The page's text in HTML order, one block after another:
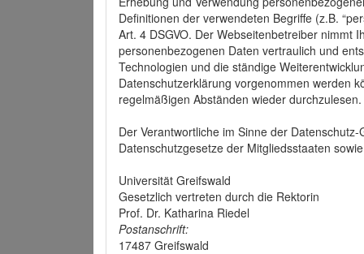
Definitionen der verwendeten Begriffe (z.B.
Art. 4 DSGVO. Der Webseitenbetreiber nimmt
personenbezogenen Daten vertraulich und
Technologien und die ständige
Datenschutzerklärung vorgenommen werden
regelmäßigen Abständen wieder durchzulesen.
Der Verantwortliche im Sinne der
Datenschutzgesetze der Mitgliedsstaaten
Universität Greifswald
Gesetzlich vertreten durch die Rektorin
Prof. Dr. Katharina Riedel
Postanschrift:
17487 Greifswald